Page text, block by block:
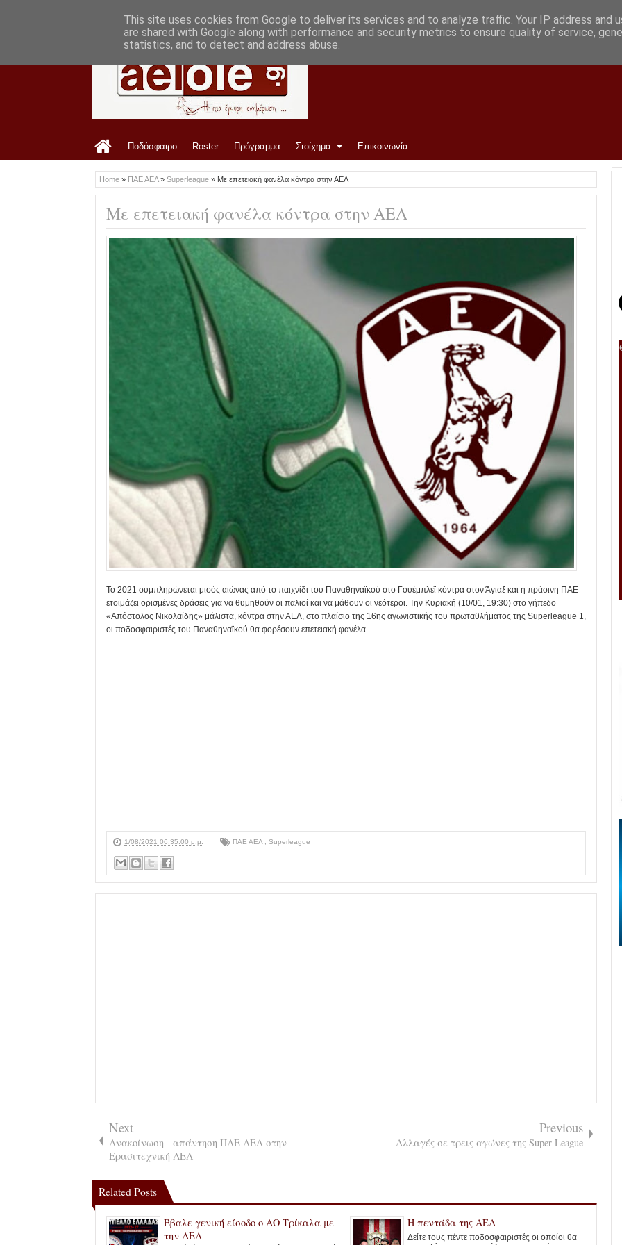
Ποδόσφαιρο Roster Πρόγραμμα Στοίχημα Επικοινωνία
Home » ΠΑΕ ΑΕΛ» Superleague » Με επετειακή φανέλα κόντρα στην ΑΕΛ
Με επετειακή φανέλα κόντρα στην ΑΕΛ
Το 2021 συμπληρώνεται μισός αιώνας από το παιχνίδι του Παναθηναϊκού στο Γουέμπλεϊ κόντρα στον Άγιαξ και η πράσινη ΠΑΕ
ετοιμάζει ορισμένες δράσεις για να θυμηθούν οι παλιοί και να μάθουν οι νεότεροι. Την Κυριακή (10/01, 19:30) στο γήπεδο
«Απόστολος Νικολαΐδης» μάλιστα, κόντρα στην ΑΕΛ, στο πλαίσιο της 16ης αγωνιστικής του πρωταθλήματος της Superleague 1,
οι ποδοσφαιριστές του Παναθηναϊκού θα φορέσουν επετειακή φανέλα.
1/08/2021 06:35:00 μ.μ. ΠΑΕ ΑΕΛ , Superleague
Next
Ανακοίνωση - απάντηση ΠΑΕ ΑΕΛ στην
Ερασιτεχνική ΑΕΛ
Previous
Αλλαγές σε τρεις αγώνες της Super League
Related Posts
Έβαλε γενική είσοδο ο ΑΟ Τρίκαλα με
την ΑΕΛ
Η πεντάδα της ΑΕΛ
Δείτε τους πέντε ποδοσφαιριστές οι οποίοι θα
This site uses cookies from Google to deliver its services and to analyze traffic. Your IP address and
are shared with Google along with performance and security metrics to ensure quality of service,
statistics, and to detect and address abuse.